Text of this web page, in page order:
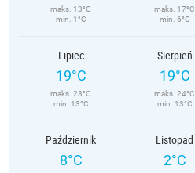
maks. 13°C
min. 1°C
maks. 17°C
min. 6°C
Lipiec
19°C
maks. 23°C
min. 13°C
Sierpień
19°C
maks. 24°C
min. 13°C
Październik
8°C
Listopad
2°C